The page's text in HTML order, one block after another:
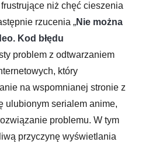
niż chęć cieszenia
rzucenia „Nie można
Kod błędu
problem z odtwarzaniem
który
na wspomnianej stronie z
ulubionym serialem anime,
problemu. W tym
przyczynę wyświetlania